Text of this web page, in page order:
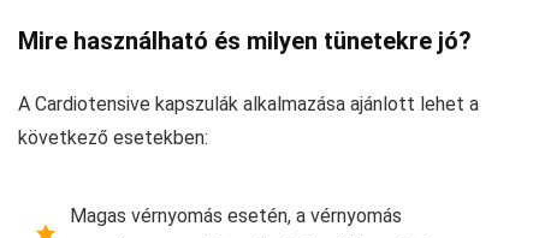
Mire használható és milyen tünetekre jó?
A Cardiotensive kapszulák alkalmazása ajánlott lehet a
következő esetekben:
Magas vérnyomás esetén, a vérnyomás